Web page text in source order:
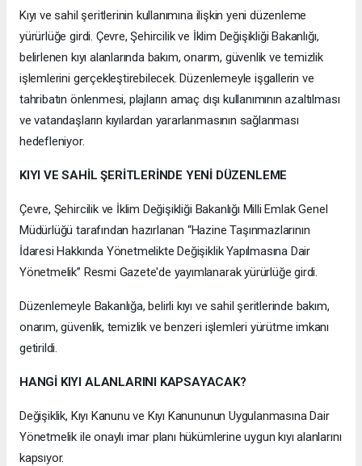
Kıyı ve sahil şeritlerinin kullanımına ilişkin yeni düzenleme
yürürlüğe girdi. Çevre, Şehircilik ve İklim Değişikliği Bakanlığı,
belirlenen kıyı alanlarında bakım, onarım, güvenlik ve temizlik
işlemlerini gerçekleştirebilecek. Düzenlemeyle işgallerin ve
tahribatın önlenmesi, plajların amaç dışı kullanımının azaltılması
ve vatandaşların kıyılardan yararlanmasının sağlanması
hedefleniyor.
KIYI VE SAHİL ŞERİTLERİNDE YENİ DÜZENLEME
Çevre, Şehircilik ve İklim Değişikliği Bakanlığı Milli Emlak Genel
Müdürlüğü tarafından hazırlanan “Hazine Taşınmazlarının
İdaresi Hakkında Yönetmelikte Değişiklik Yapılmasına Dair
Yönetmelik” Resmi Gazete'de yayımlanarak yürürlüğe girdi.
Düzenlemeyle Bakanlığa, belirli kıyı ve sahil şeritlerinde bakım,
onarım, güvenlik, temizlik ve benzeri işlemleri yürütme imkanı
getirildi.
HANGİ KIYI ALANLARINI KAPSAYACAK?
Değişiklik, Kıyı Kanunu ve Kıyı Kanununun Uygulanmasına Dair
Yönetmelik ile onaylı imar planı hükümlerine uygun kıyı alanlarını
kapsıyor.